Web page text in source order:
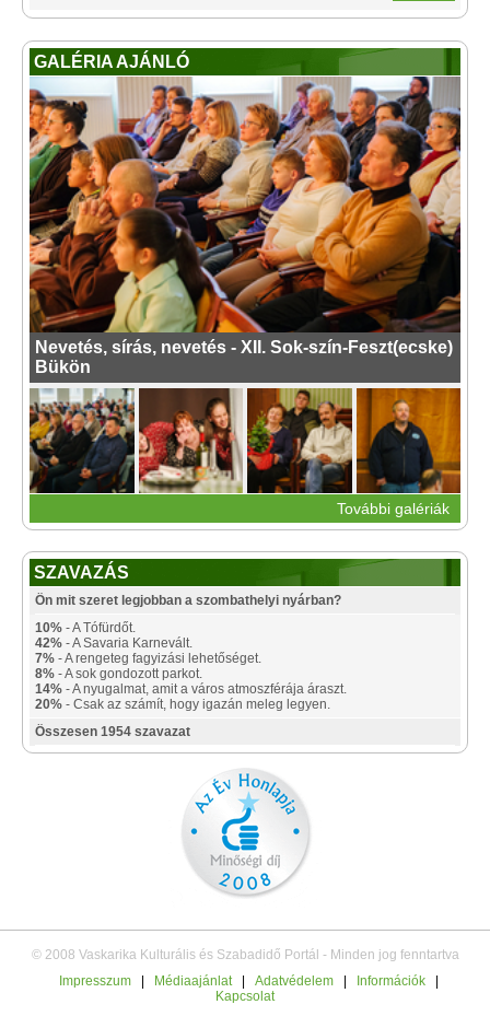
GALÉRIA AJÁNLÓ
Nevetés, sírás, nevetés - XII. Sok-szín-Feszt(ecske)
Bükön
További galériák
SZAVAZÁS
Ön mit szeret legjobban a szombathelyi nyárban?
10% - A Tófürdőt.
42% - A Savaria Karnevált.
7% - A rengeteg fagyizási lehetőséget.
8% - A sok gondozott parkot.
14% - A nyugalmat, amit a város atmoszférája áraszt.
20% - Csak az számít, hogy igazán meleg legyen.
Összesen 1954 szavazat
© 2008 Vaskarika Kulturális és Szabadidő Portál - Minden jog fenntartva
Impresszum
| Médiaajánlat | Adatvédelem | Információk
|
Kapcsolat